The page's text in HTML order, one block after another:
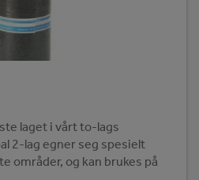
laget i vårt to-lags
2-lag egner seg spesielt
områder, og kan brukes på